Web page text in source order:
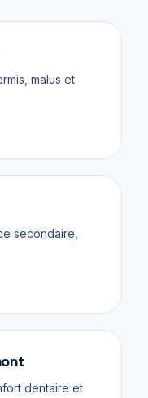
malus et
secondaire,
dentaire et